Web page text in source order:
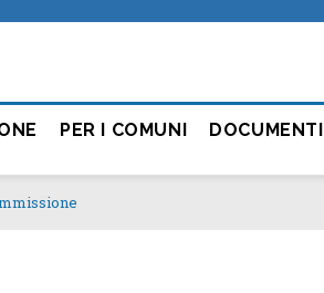
PER I COMUNI DOCUMENTI